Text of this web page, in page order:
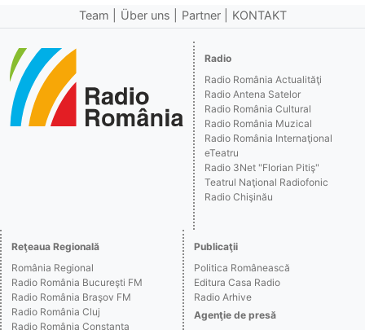
Team Über uns Partner KONTAKT
Radio
Radio România Actualităţi
Radio Antena Satelor
Radio România Cultural
Radio România Muzical
Radio România Internaţional
eTeatru
Radio 3Net "Florian Pitiş"
Teatrul Naţional Radiofonic
Radio Chişinău
Reţeaua Regională
România Regional
Radio România Bucureşti FM
Radio România Braşov FM
Radio România Cluj
Radio România Constanţa
Publicaţii
Politica Românească
Editura Casa Radio
Radio Arhive
Agenţie de presă